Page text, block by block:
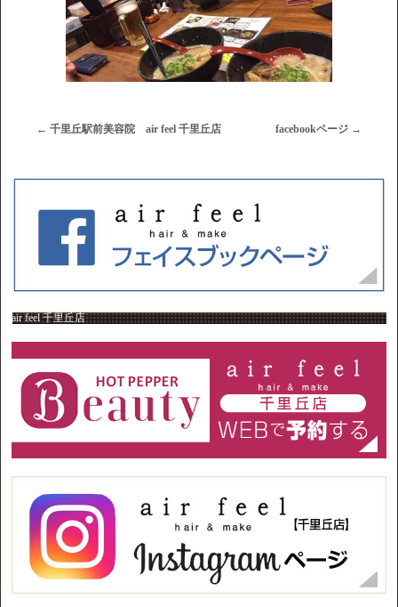
← 千里丘駅前美容院 air feel 千里丘店 facebookページ →
air feel 千里丘店